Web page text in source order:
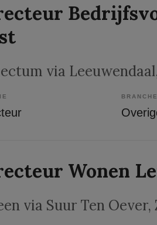
via Leeuwendaal
BRANCHE
Wonen
via Suur Ten Oever,